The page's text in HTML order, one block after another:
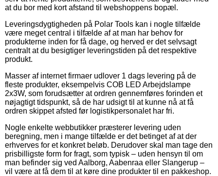
at du bor med kort afstand til webshoppens bopæl.
Leveringsdygtigheden på Polar Tools kan i nogle tilfælde
være meget central i tilfælde af at man har behov for
produkterne inden for få dage, og herved er det selvsagt
centralt at du besigtiger leveringstiden på det respektive
produkt.
Masser af internet firmaer udlover 1 dags levering på de
fleste produkter, eksempelvis COB LED Arbejdslampe
2x3W, som forudsætter at ordren gennemføres forinden et
nøjagtigt tidspunkt, så de har udsigt til at kunne nå at få
ordren skippet afsted før logistikpersonalet har fri.
Nogle enkelte webbutikker præsterer levering uden
beregning, men i mange tilfælde er det betinget af at der
erhverves for et konkret beløb. Derudover skal man tage den
prisbilligste form for fragt, som typisk – uden hensyn til om
man befinder sig ved Aalborg, Aabenraa eller Slangerup –
vil være at få dem til at køre dine produkter til en pakkeshop.